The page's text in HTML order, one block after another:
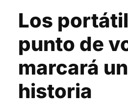
Los
punto de
marcará
historia